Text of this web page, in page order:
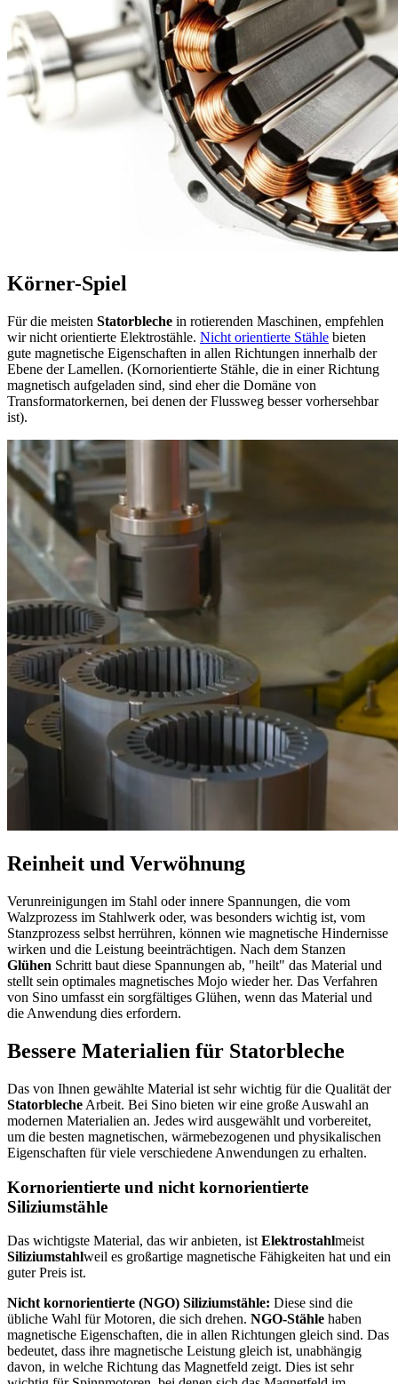
Körner-Spiel
Für die meisten Statorbleche in rotierenden Maschinen, empfehlen
wir nicht orientierte Elektrostähle. Nicht orientierte Stähle bieten
gute magnetische Eigenschaften in allen Richtungen innerhalb der
Ebene der Lamellen. (Kornorientierte Stähle, die in einer Richtung
magnetisch aufgeladen sind, sind eher die Domäne von
Transformatorkernen, bei denen der Flussweg besser vorhersehbar
ist).
Reinheit und Verwöhnung
Verunreinigungen im Stahl oder innere Spannungen, die vom
Walzprozess im Stahlwerk oder, was besonders wichtig ist, vom
Stanzprozess selbst herrühren, können wie magnetische Hindernisse
wirken und die Leistung beeinträchtigen. Nach dem Stanzen
Glühen Schritt baut diese Spannungen ab, "heilt" das Material und
stellt sein optimales magnetisches Mojo wieder her. Das Verfahren
von Sino umfasst ein sorgfältiges Glühen, wenn das Material und
die Anwendung dies erfordern.
Bessere Materialien für Statorbleche
Das von Ihnen gewählte Material ist sehr wichtig für die Qualität der
Statorbleche Arbeit. Bei Sino bieten wir eine große Auswahl an
modernen Materialien an. Jedes wird ausgewählt und vorbereitet,
um die besten magnetischen, wärmebezogenen und physikalischen
Eigenschaften für viele verschiedene Anwendungen zu erhalten.
Kornorientierte und nicht kornorientierte
Siliziumstähle
Das wichtigste Material, das wir anbieten, istElektrostahlmeist
Siliziumstahlweil es großartige magnetische Fähigkeiten hat und ein
guter Preis ist.
Nicht kornorientierte (NGO) Siliziumstähle: Diese sind die
übliche Wahl für Motoren, die sich drehen. NGO-Stähle haben
magnetische Eigenschaften, die in allen Richtungen gleich sind. Das
bedeutet, dass ihre magnetische Leistung gleich ist, unabhängig
davon, in welche Richtung das Magnetfeld zeigt. Dies ist sehr